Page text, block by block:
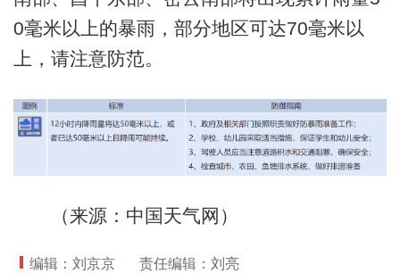
0毫米以上的暴雨，部分地区可达70毫米以
上，请注意防范。
（来源：中国天气网）
编辑：刘京京 责任编辑：刘亮